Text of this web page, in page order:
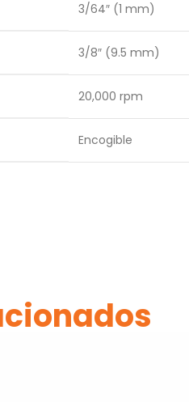
3/64″ (1 mm)
3/8″ (9.5 mm)
20,000 rpm
Encogible